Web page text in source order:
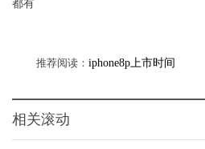
推荐阅读： iphone8p上市时间
相关滚动